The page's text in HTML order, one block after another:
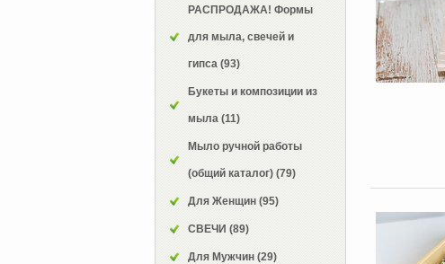
РАСПРОДАЖА! Формы
для мыла, свечей и
гипса (93)
Букеты и композиции из
мыла (11)
Мыло ручной работы
(общий каталог) (79)
Для Женщин (95)
СВЕЧИ (89)
Для Мужчин (29)